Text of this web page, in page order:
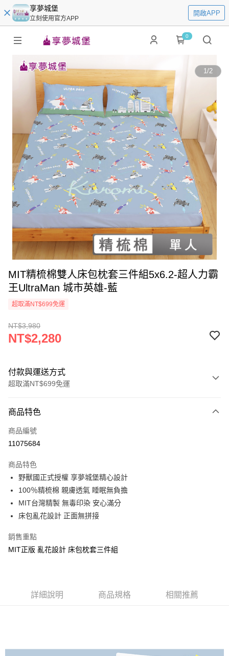
享夢城堡
立刻使用官方APP
開啟APP
0
1/2
MIT精梳棉雙人床包枕套三件組5x6.2-超人力霸
王UltraMan 城市英雄-藍
超取滿NT$699免運
NT$3,980
NT$2,280
付款與運送方式
超取滿NT$699免運
信用卡一次付款
超商取貨付款
Apple Pay
街口支付
悠遊付
Google Pay
ATM付款
全家★依產品說明
商品特色
商品編號
11075684
商品特色
野獸國正式授權 享夢城堡精心設計
100％精梳棉 親膚透氣 睡眠無負擔
MIT台灣精製 無毒印染 安心滿分
床包亂花設計 正面無拼接
銷售重點
MIT正版 亂花設計 床包枕套三件組
詳細說明 商品規格 相關推薦